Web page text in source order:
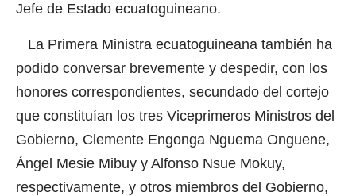
Jefe de Estado ecuatoguineano.
La Primera Ministra ecuatoguineana también ha
podido conversar brevemente y despedir, con los
honores correspondientes, secundado del cortejo
que constituían los tres Viceprimeros Ministros del
Gobierno, Clemente Engonga Nguema Onguene,
Ángel Mesie Mibuy y Alfonso Nsue Mokuy,
respectivamente, y otros miembros del Gobierno,